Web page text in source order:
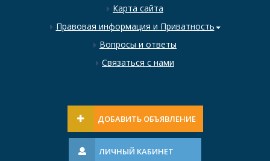
Карта сайта
Правовая информация и Приватность
Вопросы и ответы
Связаться с нами
ДОБАВИТЬ ОБЪЯВЛЕНИЕ
ЛИЧНЫЙ КАБИНЕТ